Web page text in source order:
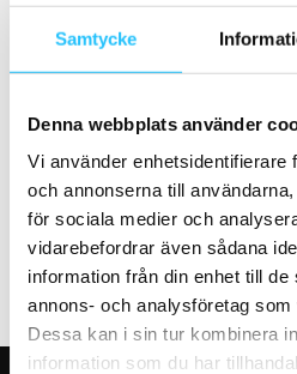
Samtycke
Denna webbplats använder
Vi använder enhetsidentifierare
och annonserna till
för sociala medier och
vidarebefordrar även sådana
information från din enhet till
annons- och analysföretag
Dessa kan i sin tur kombinera
information som du har
Träning
Under Armour lanserar
Sportsmask – en ansiktsmask
för träning